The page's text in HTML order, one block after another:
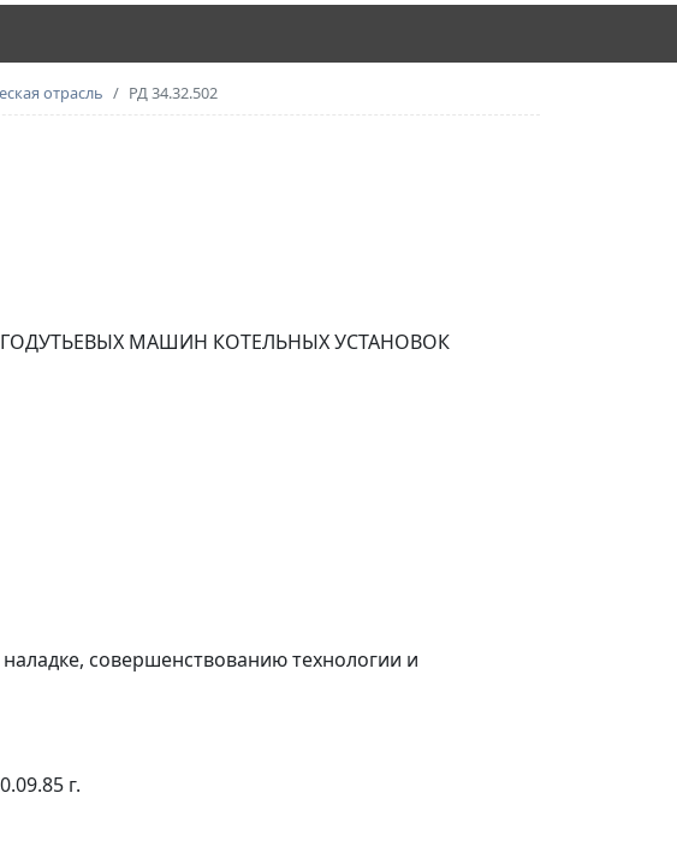
отрасль РД 34.32.502
МАШИН КОТЕЛЬНЫХ УСТАНОВОК
совершенствованию технологии и
г.